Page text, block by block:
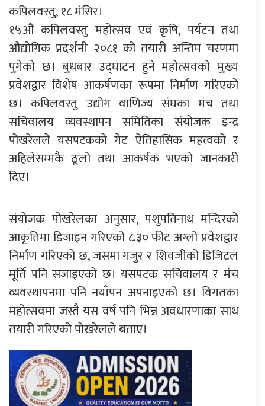
कपिलवस्तु, १८ मंसिर।
१५औं कपिलवस्तु महोत्सव एवं कृषि, पर्यटन तथा
औद्योगिक प्रदर्शनी २०८१ को तयारी अन्तिम चरणमा
पुगेको छ। बुधबार उद्घाटन हुने महोत्सवको मुख्य
प्रवेशद्वार विशेष आकर्षणका रूपमा निर्माण गरिएको
छ। कपिलवस्तु उद्योग वाणिज्य संघका मंच तथा
सचिवालय व्यवस्थापन समितिका संयोजक इन्द्र
पोखरेलले यसपटकको गेट ऐतिहासिक महत्वको र
अहिलेसम्मकै ठूलो तथा आकर्षक भएको जानकारी
दिए।
संयोजक पोखरेलका अनुसार, पशुपतिनाथ मन्दिरको
आकृतिमा डिजाइन गरिएको ८.३० फीट अग्लो प्रवेशद्वार
निर्माण गरिएको छ, जसमा गजुर र शिवजीको डिजिटल
मूर्ति पनि सजाइएको छ। यसपटक सचिवालय र मंच
व्यवस्थापनमा पनि नयाँपन अपनाइएको छ। विगतका
महोत्सवमा जस्तै यस वर्ष पनि भिन्न अवधारणाका साथ
तयारी गरिएको पोखरेलले बताए।